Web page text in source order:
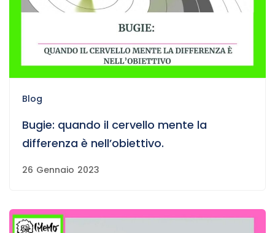
Blog
Bugie: quando il cervello mente la
differenza è nell’obiettivo.
26 Gennaio 2023